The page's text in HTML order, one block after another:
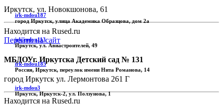
Иркутск, ул. Новокшонова, 61
Находится на Rused.ru
Перейти на сайт
МБДОУг. Иркутска Детский сад № 131
город Иркутск ул. Лермонтова 261 Г
Находится на Rused.ru
irk-mdou187
город Иркутск, улица Академика Образцова, дом 2а
irk-mdou113
Иркутск, ул. Авиастроителей, 49
irk-mdou185
Россия, Иркутск, переулок имени Нита Романова, 14
irk-mdou3
Иркутск, Иркутск-2, ул. Ползунова, 1